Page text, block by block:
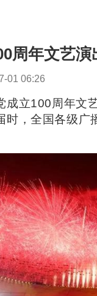
周年文艺
01 06:26
成立100周年文
时，全国各级广